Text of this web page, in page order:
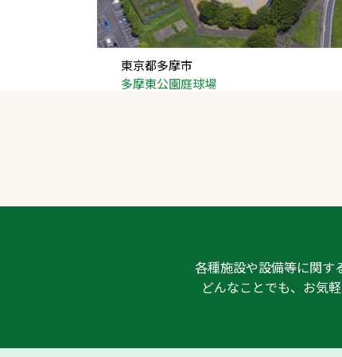
東京都多摩市
多摩東公園庭球場
各種施設や設備等に関す
どんなことでも、お気